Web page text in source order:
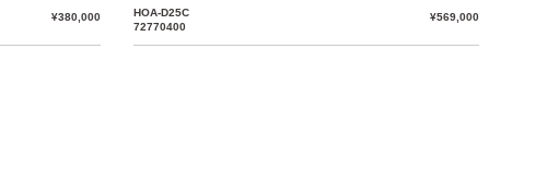
¥380,000
HOA-D25C
72770400
¥569,000